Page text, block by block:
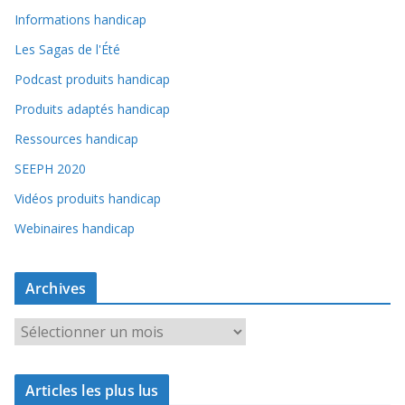
Informations handicap
Les Sagas de l'Été
Podcast produits handicap
Produits adaptés handicap
Ressources handicap
SEEPH 2020
Vidéos produits handicap
Webinaires handicap
Archives
r
c
Articles les plus lus